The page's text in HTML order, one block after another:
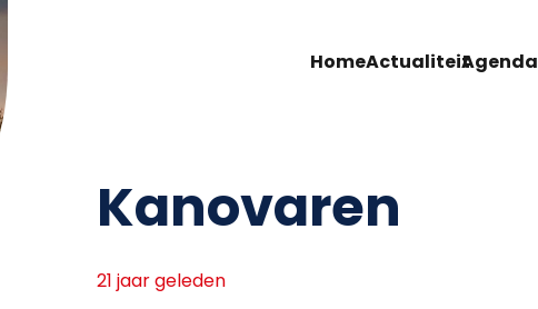
HomeActualiteitAgenda
Kanovaren
21 jaar geleden